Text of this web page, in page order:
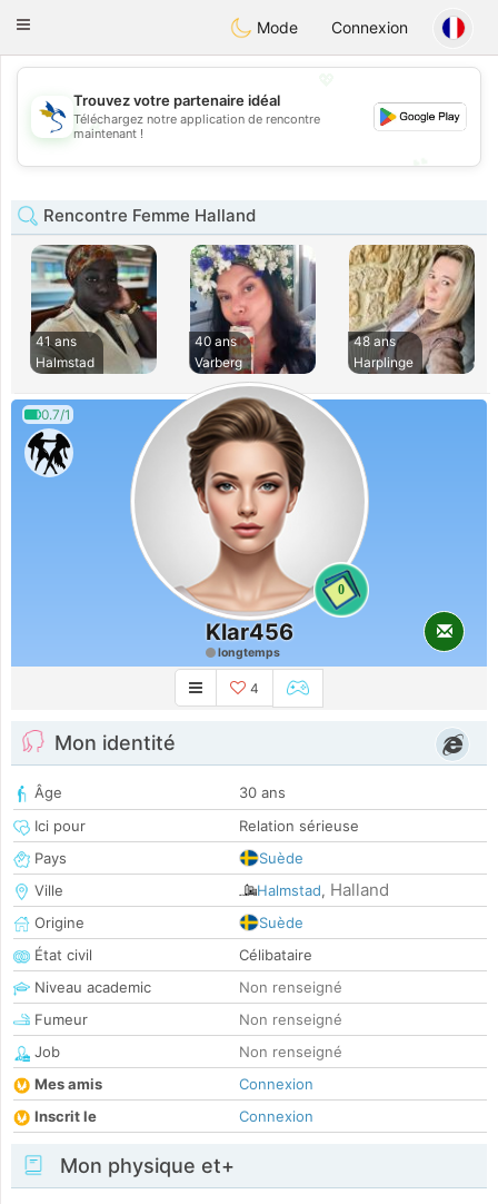
SvenskaDating
Toggle
Mode Connexion
💖
💕
Trouvez votre partenaire idéal
Téléchargez notre application de rencontre
maintenant !
Rencontre Femme Halland
41 ans
Halmstad
40 ans
Varberg
48 ans
Harplinge
0.7/1
0
Klar456
longtemps
4
Mon identité
Âge
30 ans
Ici pour
Relation sérieuse
Pays
Suède
Ville
Halmstad, Halland
Origine
Suède
État civil
Célibataire
Niveau academic
Non renseigné
Fumeur
Non renseigné
Job
Non renseigné
Mes amis
Connexion
Inscrit le
Connexion
Mon physique et+